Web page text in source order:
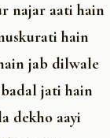
najar aati hain
hain
jab dilwale
jati hain
dekho aayi